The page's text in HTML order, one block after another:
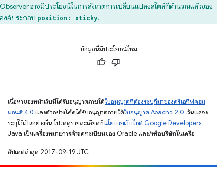
Observer อาจมีประโยชน์ในการสังเกตการเปลี่ยนแปลงสไตล์ที่คำนวณแล้วของ
องค์ประกอบ position: sticky.
ข้อมูลนี้มีประโยชน์ไหม
เนื้อหาของหน้าเว็บนี้ได้รับอนุญาตภายใต้ใบอนุญาตที่ต้องระบุที่มาของครีเอทีฟคอม
มอนส์ 4.0 และตัวอย่างโค้ดได้รับอนุญาตภายใต้ใบอนุญาต Apache 2.0 เว้นแต่จะ
ระบุไว้เป็นอย่างอื่น โปรดดูรายละเอียดที่นโยบายเว็บไซต์ Google Developers
Java เป็นเครื่องหมายการค้าจดทะเบียนของ Oracle และ/หรือบริษัทในเครือ
อัปเดตล่าสุด 2017-09-19 UTC